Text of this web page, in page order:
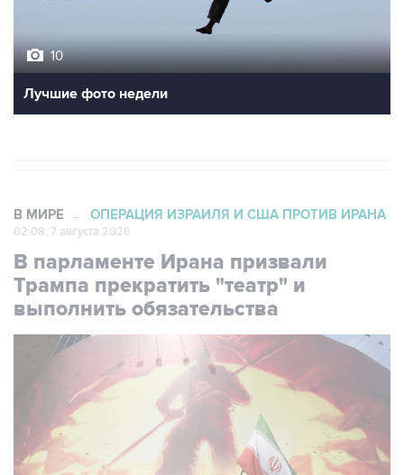
10
Лучшие фото недели
В МИРЕ → ОПЕРАЦИЯ ИЗРАИЛЯ И США ПРОТИВ ИРАНА
02:08, 7 августа 2026
В парламенте Ирана призвали
Трампа прекратить "театр" и
выполнить обязательства